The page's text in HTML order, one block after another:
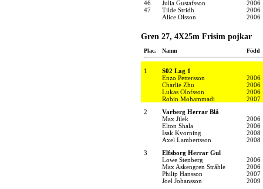
46
Julia Gustafsson
2006
47
Tilde Stridh
2006
Alice Olsson
2006
Gren 27, 4X25m Frisim pojkar
Plac. Namn Född
1
S02 Lag 1
Enzo Pettersson
2006
Charlie Zhu
2006
Lukas Olofsson
2006
Robin Mohammadi
2007
2
Varberg Herrar Blå
Max Jilek
2006
Elton Shala
2006
Isak Kvorning
2008
Axel Lambertsson
2008
3
Elfsborg Herrar Gul
Lowe Stenberg
2006
Max Askengren Stråhle
2006
Philip Hansson
2007
Joel Johansson
2009